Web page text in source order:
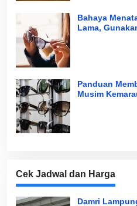
Bahaya
Lama,
Panduan
Musim
Cek Jadwal dan Harga
Damri